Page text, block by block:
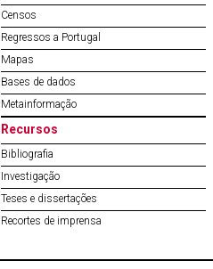
Censos
Regressos a Portugal
Mapas
Bases de dados
Metainformação
Recursos
Bibliografia
Investigação
Teses e dissertações
Recortes de imprensa